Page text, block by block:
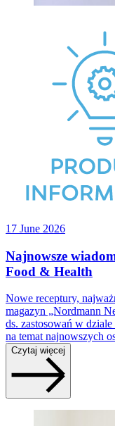
17 June 2026
Najnowsze
Food & Health
Nowe receptury,
magazyn „Nordmann
ds. zastosowań w
na temat najnowszych
Czytaj więcej